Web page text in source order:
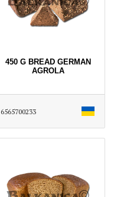
450 G BREAD GERMAN
AGROLA
6565700233